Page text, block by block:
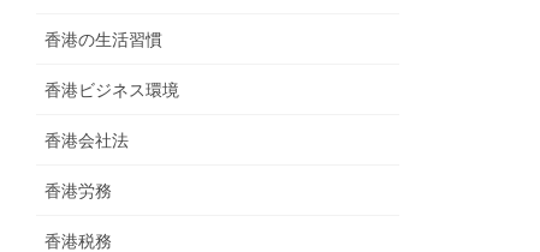
香港の生活習慣
香港ビジネス環境
香港会社法
香港労務
香港税務